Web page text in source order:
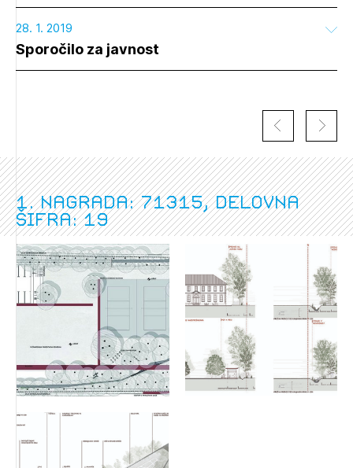
28. 1. 2019
Sporočilo za javnost
1. nagrada: 71315, delovna
šifra: 19